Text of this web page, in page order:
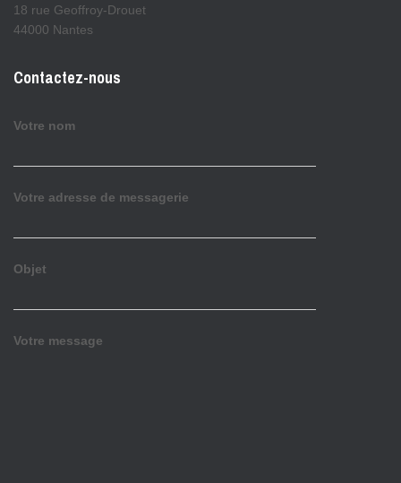
18 rue Geoffroy-Drouet
44000 Nantes
Contactez-nous
Votre nom
Votre adresse de messagerie
Objet
Votre message